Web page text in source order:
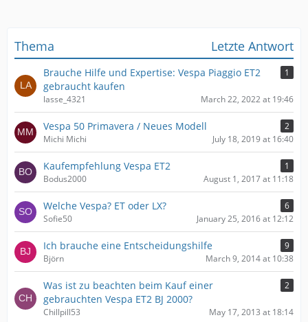
Thema Letzte Antwort
Brauche Hilfe und Expertise: Vespa Piaggio ET2
gebraucht kaufen
1
lasse_4321 March 22, 2022 at 19:46
Vespa 50 Primavera / Neues Modell
2
Michi Michi
July 18, 2019 at 16:40
Kaufempfehlung Vespa ET2
1
Bodus2000
August 1, 2017 at 11:18
Welche Vespa? ET oder LX?
6
Sofie50
January 25, 2016 at 12:12
Ich brauche eine Entscheidungshilfe
9
Björn
March 9, 2014 at 10:38
Was ist zu beachten beim Kauf einer
gebrauchten Vespa ET2 BJ 2000?
2
Chillpill53 May 17, 2013 at 18:14